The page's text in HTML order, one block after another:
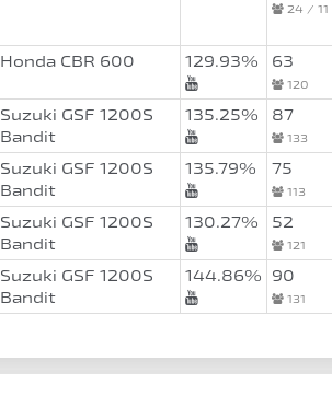
24 / 11
Honda CBR 600 129.93% 63
120
Suzuki GSF 1200S
Bandit
135.25% 87
133
Suzuki GSF 1200S
Bandit
135.79% 75
113
Suzuki GSF 1200S
Bandit
130.27% 52
121
Suzuki GSF 1200S
Bandit
144.86% 90
131